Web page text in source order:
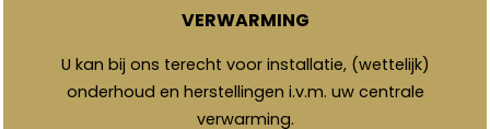
VERWARMING
U kan bij ons terecht voor installatie, (wettelijk)
onderhoud en herstellingen i.v.m. uw centrale
verwarming.